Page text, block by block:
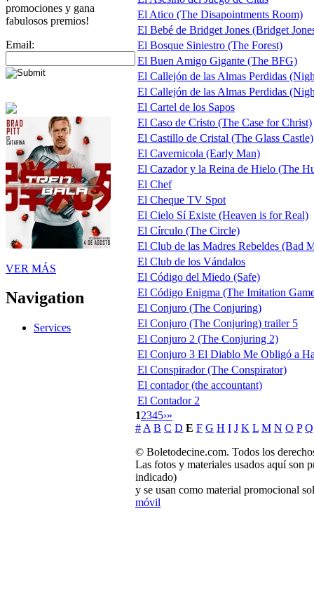
promociones y gana
fabulosos premios!
Email:
VER MÁS
Navigation
Services
El Atico (The Disapointments Room)
El Bebé de Bridget Jones (Bridget
El Bosque Siniestro (The Forest)
El Buen Amigo Gigante (The BFG)
El Callejón de las Almas Perdidas
El Callejón de las Almas Perdidas
El Cartel de los Sapos
El Caso de Cristo (The Case for Christ)
El Castillo de Cristal (The Glass Castle)
El Cavernicola (Early Man)
El Cazador y la Reina de Hielo (The
El Chef
El Cheque TV Spot
El Cielo Sí Existe (Heaven is for Real)
El Círculo (The Circle)
El Club de las Madres Rebeldes (Bad
El Club de los Vándalos
El Código del Miedo (Safe)
El Código Enigma (The Imitation
El Conjuro (The Conjuring)
El Conjuro (The Conjuring) trailer 5
El Conjuro 2 (The Conjuring 2)
El Conjuro 3 El Diablo Me Obligó a
El Conspirador (The Conspirator)
El contador (the accountant)
El Contador 2
12345›»
# A B C D E F G H I J K L M N O P Q
© Boletodecine.com. Todos los
Las fotos y materiales usados aquí son
indicado)
y se usan como material promocional
móvil